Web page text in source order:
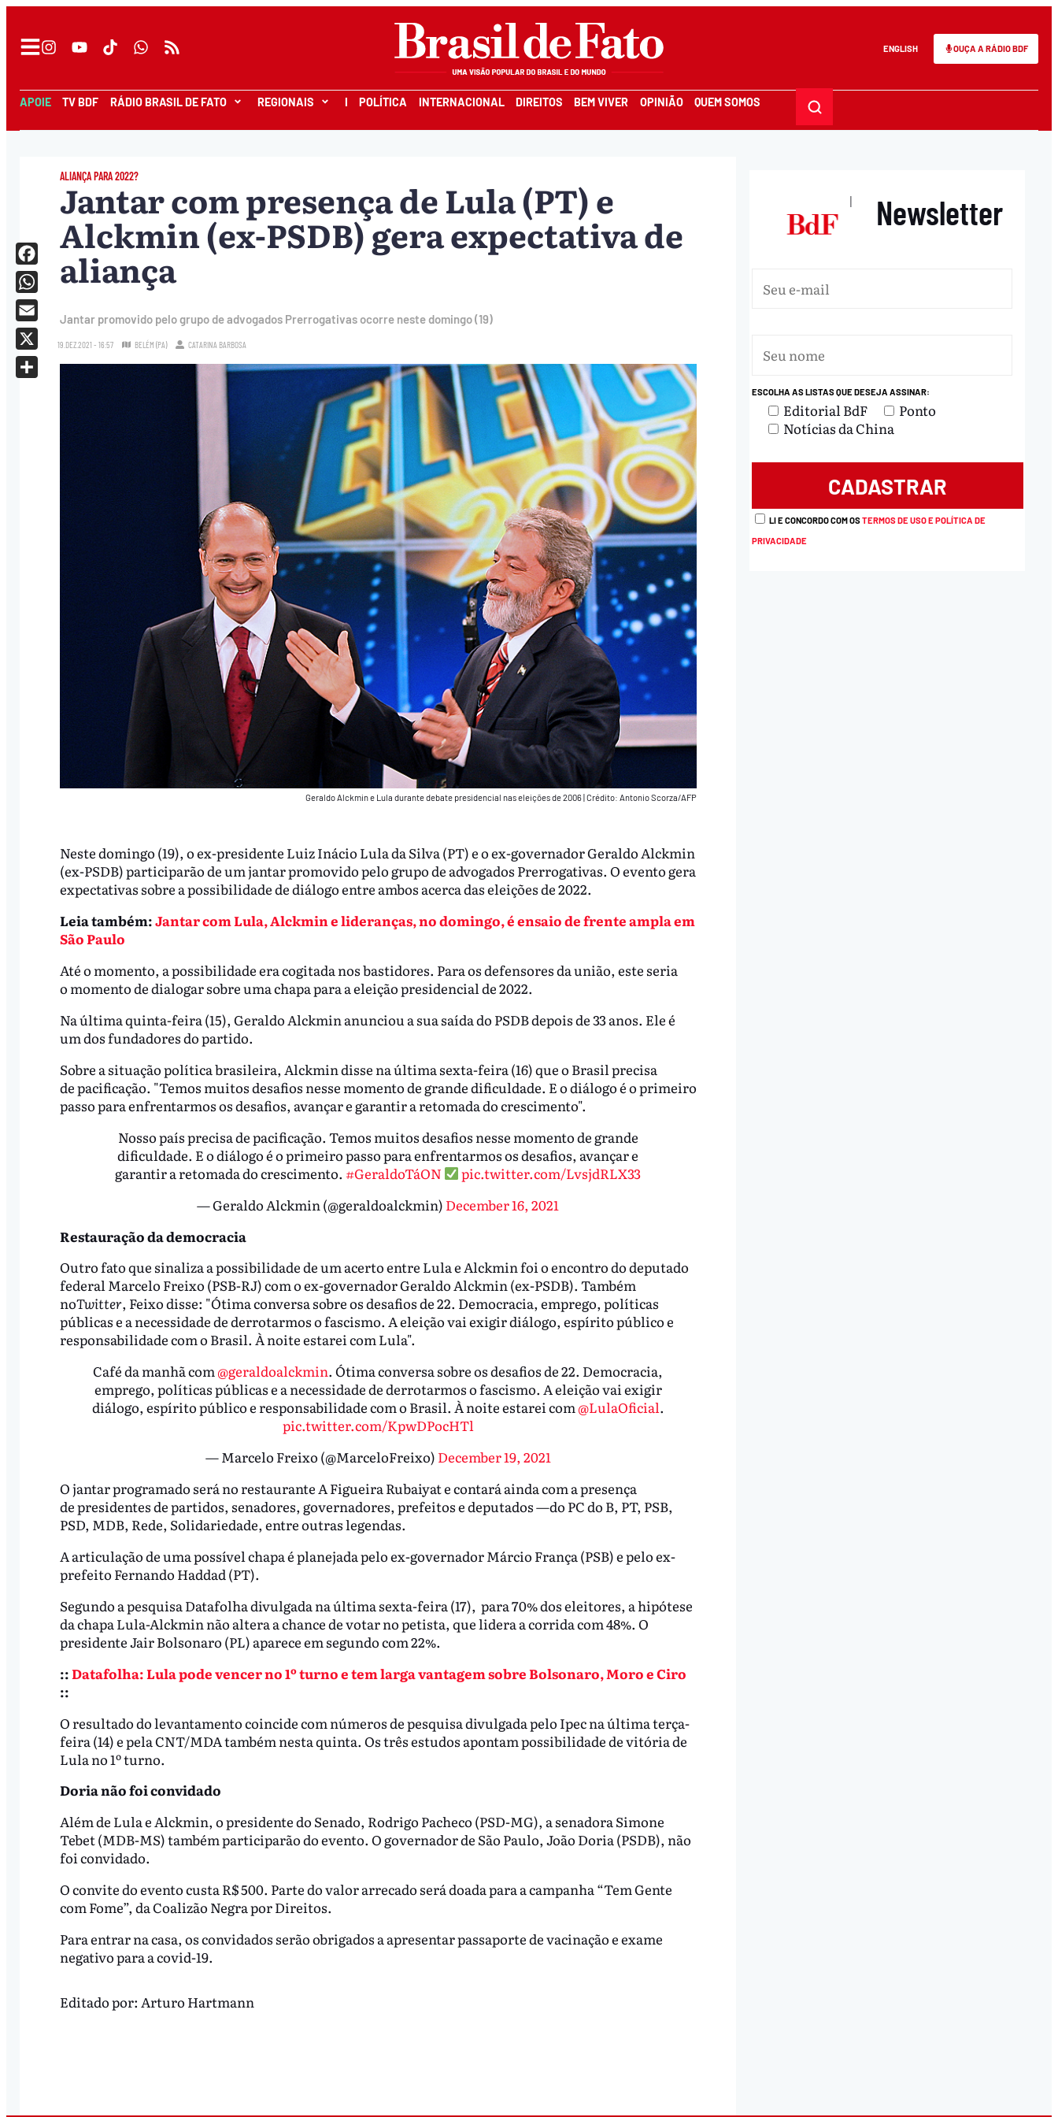
ENGLISH OUÇA A RÁDIO BDF
APOIE TV BDF RÁDIO BRASIL DE FATO REGIONAIS I POLÍTICA INTERNACIONAL DIREITOS BEM VIVER OPINIÃO QUEM SOMOS
ALIANÇA PARA 2022?
Jantar com presença de Lula (PT) e
Alckmin (ex-PSDB) gera expectativa de
aliança
Jantar promovido pelo grupo de advogados Prerrogativas ocorre neste domingo (19)
19.DEZ.2021 - 16:57 BELÉM (PA) CATARINA BARBOSA
Geraldo Alckmin e Lula durante debate presidencial nas eleições de 2006|Crédito: Antonio Scorza/AFP
Neste domingo (19), o ex-presidente Luiz Inácio Lula da Silva (PT) e o ex-governador Geraldo Alckmin
(ex-PSDB) participarão de um jantar promovido pelo grupo de advogados Prerrogativas. O evento gera
expectativas sobre a possibilidade de diálogo entre ambos acerca das eleições de 2022.
Leia também:Jantar com Lula, Alckmin e lideranças, no domingo, é ensaio de frente ampla em
São Paulo
Até o momento, a possibilidade era cogitada nos bastidores. Para os defensores da união, este seria
o momento de dialogar sobre uma chapa para a eleição presidencial de 2022.
Na última quinta-feira (15), Geraldo Alckmin anunciou a sua saída do PSDB depois de 33 anos. Ele é
um dos fundadores do partido.
Sobre a situação política brasileira, Alckmin disse na última sexta-feira (16) que o Brasil precisa
de pacificação. "Temos muitos desafios nesse momento de grande dificuldade. E o diálogo é o primeiro
passo para enfrentarmos os desafios, avançar e garantir a retomada do crescimento".
Nosso país precisa de pacificação. Temos muitos desafios nesse momento de grande
dificuldade. E o diálogo é o primeiro passo para enfrentarmos os desafios, avançar e
garantir a retomada do crescimento. #GeraldoTáON
pic.twitter.com/LvsjdRLX33
— Geraldo Alckmin (@geraldoalckmin) December 16, 2021
Restauração da democracia
Outro fato que sinaliza a possibilidade de um acerto entre Lula e Alckmin foi o encontro do deputado
federal Marcelo Freixo (PSB-RJ) com o ex-governador Geraldo Alckmin (ex-PSDB). Também
noTwitter, Feixo disse: "Ótima conversa sobre os desafios de 22. Democracia, emprego, políticas
públicas e a necessidade de derrotarmos o fascismo. A eleição vai exigir diálogo, espírito público e
responsabilidade com o Brasil. À noite estarei com Lula".
Café da manhã com@geraldoalckmin. Ótima conversa sobre os desafios de 22. Democracia,
emprego, políticas públicas e a necessidade de derrotarmos o fascismo. A eleição vai exigir
diálogo, espírito público e responsabilidade com o Brasil. À noite estarei com@LulaOficial.
pic.twitter.com/KpwDPocHTl
— Marcelo Freixo (@MarceloFreixo) December 19, 2021
O jantar programado será no restaurante A Figueira Rubaiyat e contará ainda com a presença
de presidentes de partidos, senadores, governadores, prefeitos e deputados —do PC do B, PT, PSB,
PSD, MDB, Rede, Solidariedade, entre outras legendas.
A articulação de uma possível chapa é planejada pelo ex-governador Márcio França (PSB) e pelo ex-
prefeito Fernando Haddad (PT).
Segundo a pesquisa Datafolha divulgada na última sexta-feira (17), para 70% dos eleitores, a hipótese
da chapa Lula-Alckmin não altera a chance de votar no petista, que lidera a corrida com 48%. O
presidente Jair Bolsonaro (PL) aparece em segundo com 22%.
::Datafolha: Lula pode vencer no 1º turno e tem larga vantagem sobre Bolsonaro, Moro e Ciro
::
O resultado do levantamento coincide com números de pesquisa divulgada pelo Ipec na última terça-
feira (14) e pela CNT/MDA também nesta quinta. Os três estudos apontam possibilidade de vitória de
Lula no 1º turno.
Doria não foi convidado
Além de Lula e Alckmin, o presidente do Senado, Rodrigo Pacheco (PSD-MG), a senadora Simone
Tebet (MDB-MS) também participarão do evento. O governador de São Paulo, João Doria (PSDB), não
foi convidado.
O convite do evento custa R$ 500. Parte do valor arrecado será doada para a campanha “Tem Gente
com Fome”, da Coalizão Negra por Direitos.
Para entrar na casa, os convidados serão obrigados a apresentar passaporte de vacinação e exame
negativo para a covid-19.
Facebook
WhatsApp
Email
X
Editado por: Arturo Hartmann
| Newsletter
ESCOLHA AS LISTAS QUE DESEJA ASSINAR:
Editorial BdF
Ponto
Notícias da China
LI E CONCORDO COM OSTERMOS DE USO E POLÍTICA DE
PRIVACIDADE